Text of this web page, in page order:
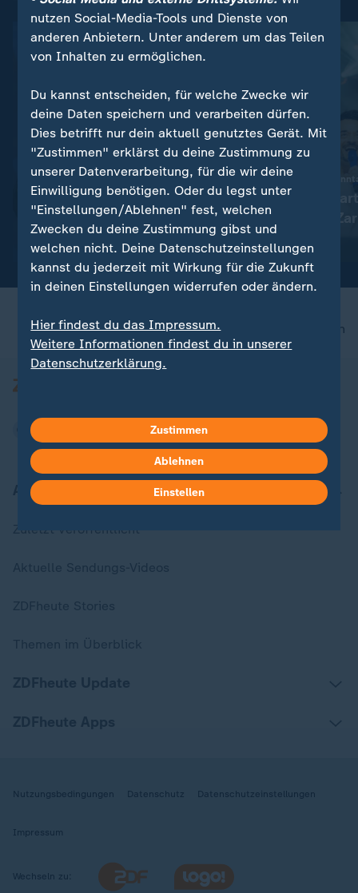
BBC-Interview mit Sohn Hunter:
Krebserkrankung von Joe
Biden hat sich ausgebreitet
mit Video 0:20
TV-Programm am
Kein
mit Giovanni
hatmit Video
nach oben
Aktuell bei ZDFheute
Zuletzt veröffentlicht
Nutzungsbedingungen Datenschutz Datenschutzeinstellungen
Impressum
Wechseln zu:
nutzen Social-Media-Tools und Dienste von
anderen Anbietern. Unter anderem um das Teilen
von Inhalten zu ermöglichen.
Du kannst entscheiden, für welche Zwecke wir
deine Daten speichern und verarbeiten dürfen.
Dies betrifft nur dein aktuell genutztes Gerät. Mit
"Zustimmen" erklärst du deine Zustimmung zu
unserer Datenverarbeitung, für die wir deine
Einwilligung benötigen. Oder du legst unter
"Einstellungen/Ablehnen" fest, welchen
Zwecken du deine Zustimmung gibst und
welchen nicht. Deine Datenschutzeinstellungen
kannst du jederzeit mit Wirkung für die Zukunft
in deinen Einstellungen widerrufen oder ändern.
Hier findest du das Impressum.
Weitere Informationen findest du in unserer
Datenschutzerklärung.
Zustimmen
Ablehnen
Einstellen